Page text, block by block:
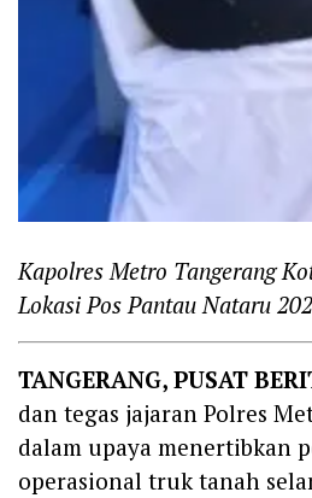
Kapolres Metro Tangerang
Lokasi Pos Pantau Nataru
TANGERANG, PUSAT
dan tegas jajaran Polres
dalam upaya menertibkan
operasional truk tanah